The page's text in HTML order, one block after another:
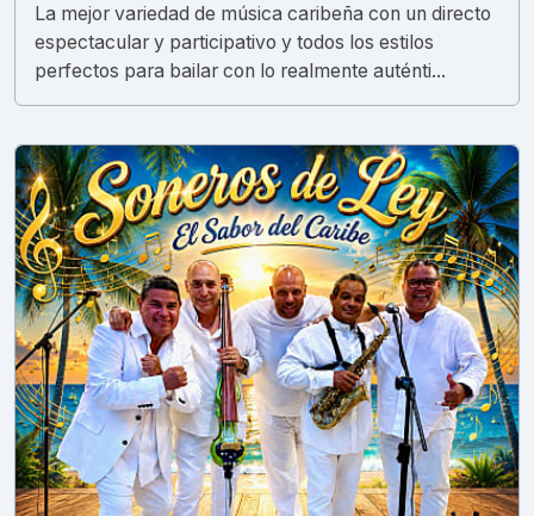
La mejor variedad de música caribeña con un directo
espectacular y participativo y todos los estilos
perfectos para bailar con lo realmente auténti...